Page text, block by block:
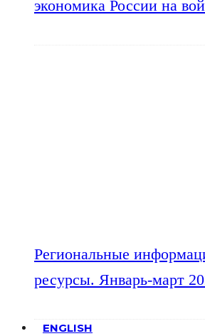
экономика России на
Региональные
ресурсы. Январь-март
ENGLISH